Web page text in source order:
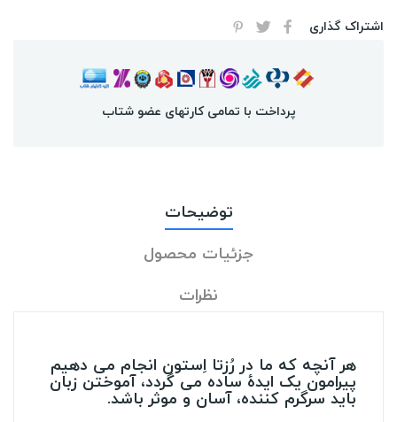
اشتراک گذاری
پرداخت با تمامی کارتهای عضو شتاب
توضیحات
جزئیات محصول
نظرات
هر آنچه که ما در رُزتا اِستون انجام می دهیم
پیرامون یک ایدۀ ساده می گردد، آموختن زبان
باید سرگرم کننده، آسان و موثر باشد.